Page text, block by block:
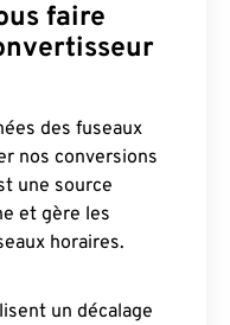
faire
des fuseaux
nos conversions
une source
et gère les
horaires.
un décalage